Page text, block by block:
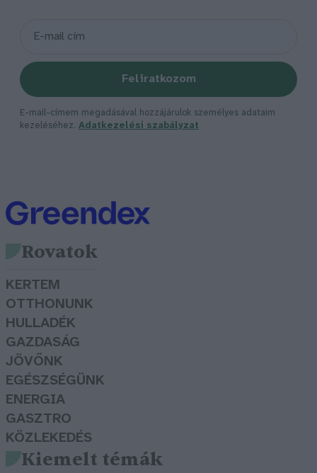
Feliratkozom
E-mail-címem megadásával hozzájárulok személyes adataim
kezeléséhez. Adatkezelési szabályzat
Rovatok
KERTEM
OTTHONUNK
HULLADÉK
GAZDASÁG
JÖVŐNK
EGÉSZSÉGÜNK
ENERGIA
GASZTRO
KÖZLEKEDÉS
Kiemelt témák